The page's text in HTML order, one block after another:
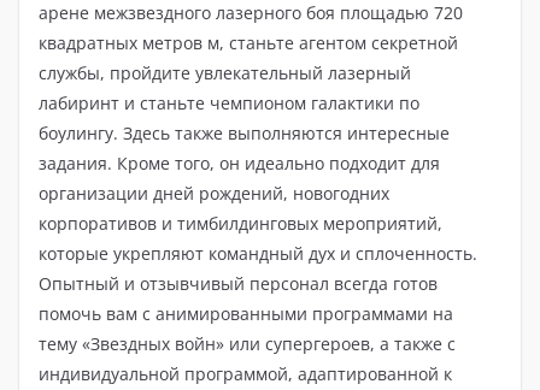
арене межзвездного лазерного боя площадью 720
квадратных метров м, станьте агентом секретной
службы, пройдите увлекательный лазерный
лабиринт и станьте чемпионом галактики по
боулингу. Здесь также выполняются интересные
задания. Кроме того, он идеально подходит для
организации дней рождений, новогодних
корпоративов и тимбилдинговых мероприятий,
которые укрепляют командный дух и сплоченность.
Опытный и отзывчивый персонал всегда готов
помочь вам с анимированными программами на
тему «Звездных войн» или супергероев, а также с
индивидуальной программой, адаптированной к